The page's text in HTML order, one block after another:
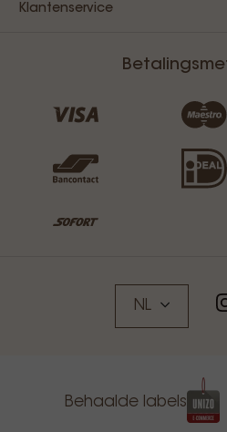
Klantenservice
NL
Behaalde labels